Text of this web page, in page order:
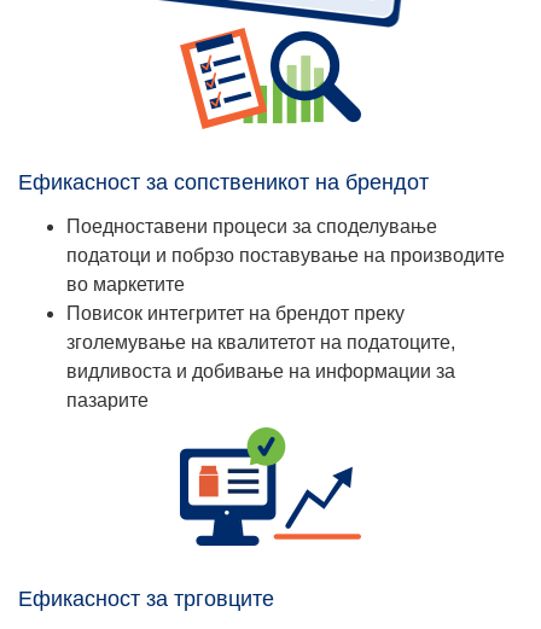
Ефикасност за сопственикот на брендот
Поедноставени процеси за споделување
податоци и побрзо поставување на производите
во маркетите
Повисок интегритет на брендот преку
зголемување на квалитетот на податоците,
видливоста и добивање на информации за
пазарите
Ефикасност за трговците